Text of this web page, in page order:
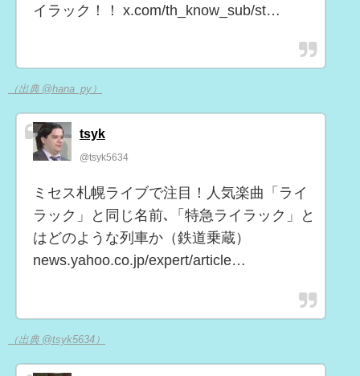
イラック！！ x.com/th_know_sub/st…
（出典 @hana_py）
tsyk
@tsyk5634
ミセス札幌ライブで注目！人気楽曲「ライ
ラック」と同じ名前､「特急ライラック」と
はどのような列車か（鉄道乗蔵）
news.yahoo.co.jp/expert/article…
（出典 @tsyk5634）